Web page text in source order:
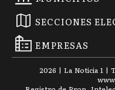
SECCIONES
EMPRESAS
2026 | La Noticia 1 |